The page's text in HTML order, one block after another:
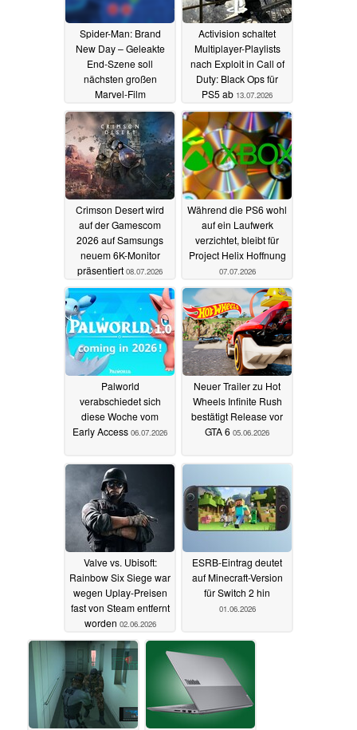
Spider-Man: Brand
New Day – Geleakte
End-Szene soll
nächsten großen
Marvel-Film
ankündigen17.07.2026
Activision schaltet
Multiplayer-Playlists
nach Exploit in Call of
Duty: Black Ops für
PS5 ab 13.07.2026
Crimson Desert wird
auf der Gamescom
2026 auf Samsungs
neuem 6K-Monitor
präsentiert 08.07.2026
Während die PS6 wohl
auf ein Laufwerk
verzichtet, bleibt für
Project Helix Hoffnung
07.07.2026
Palworld
verabschiedet sich
diese Woche vom
Early Access 06.07.2026
Neuer Trailer zu Hot
Wheels Infinite Rush
bestätigt Release vor
GTA 6 05.06.2026
Valve vs. Ubisoft:
Rainbow Six Siege war
wegen Uplay-Preisen
fast von Steam entfernt
worden 02.06.2026
ESRB-Eintrag deutet
auf Minecraft-Version
für Switch 2 hin
01.06.2026